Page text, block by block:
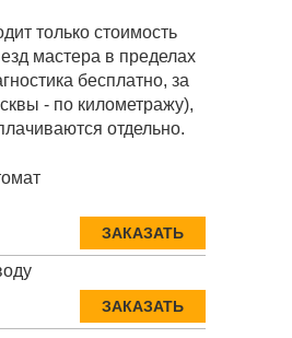
только стоимость
мастера в пределах
бесплатно, за
- по километражу),
отдельно.
ЗАКАЗАТЬ
ЗАКАЗАТЬ